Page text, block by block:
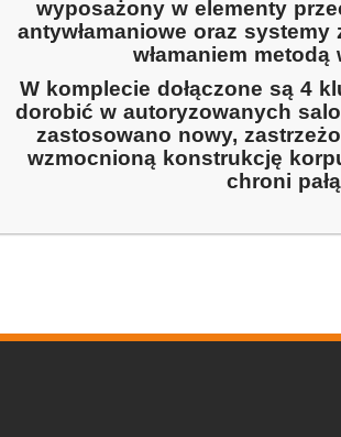
wyposażony w elementy
antywłamaniowe oraz systemy
włamaniem metodą
W komplecie dołączone są 4
dorobić w autoryzowanych
zastosowano nowy,
wzmocnioną konstrukcję
chroni